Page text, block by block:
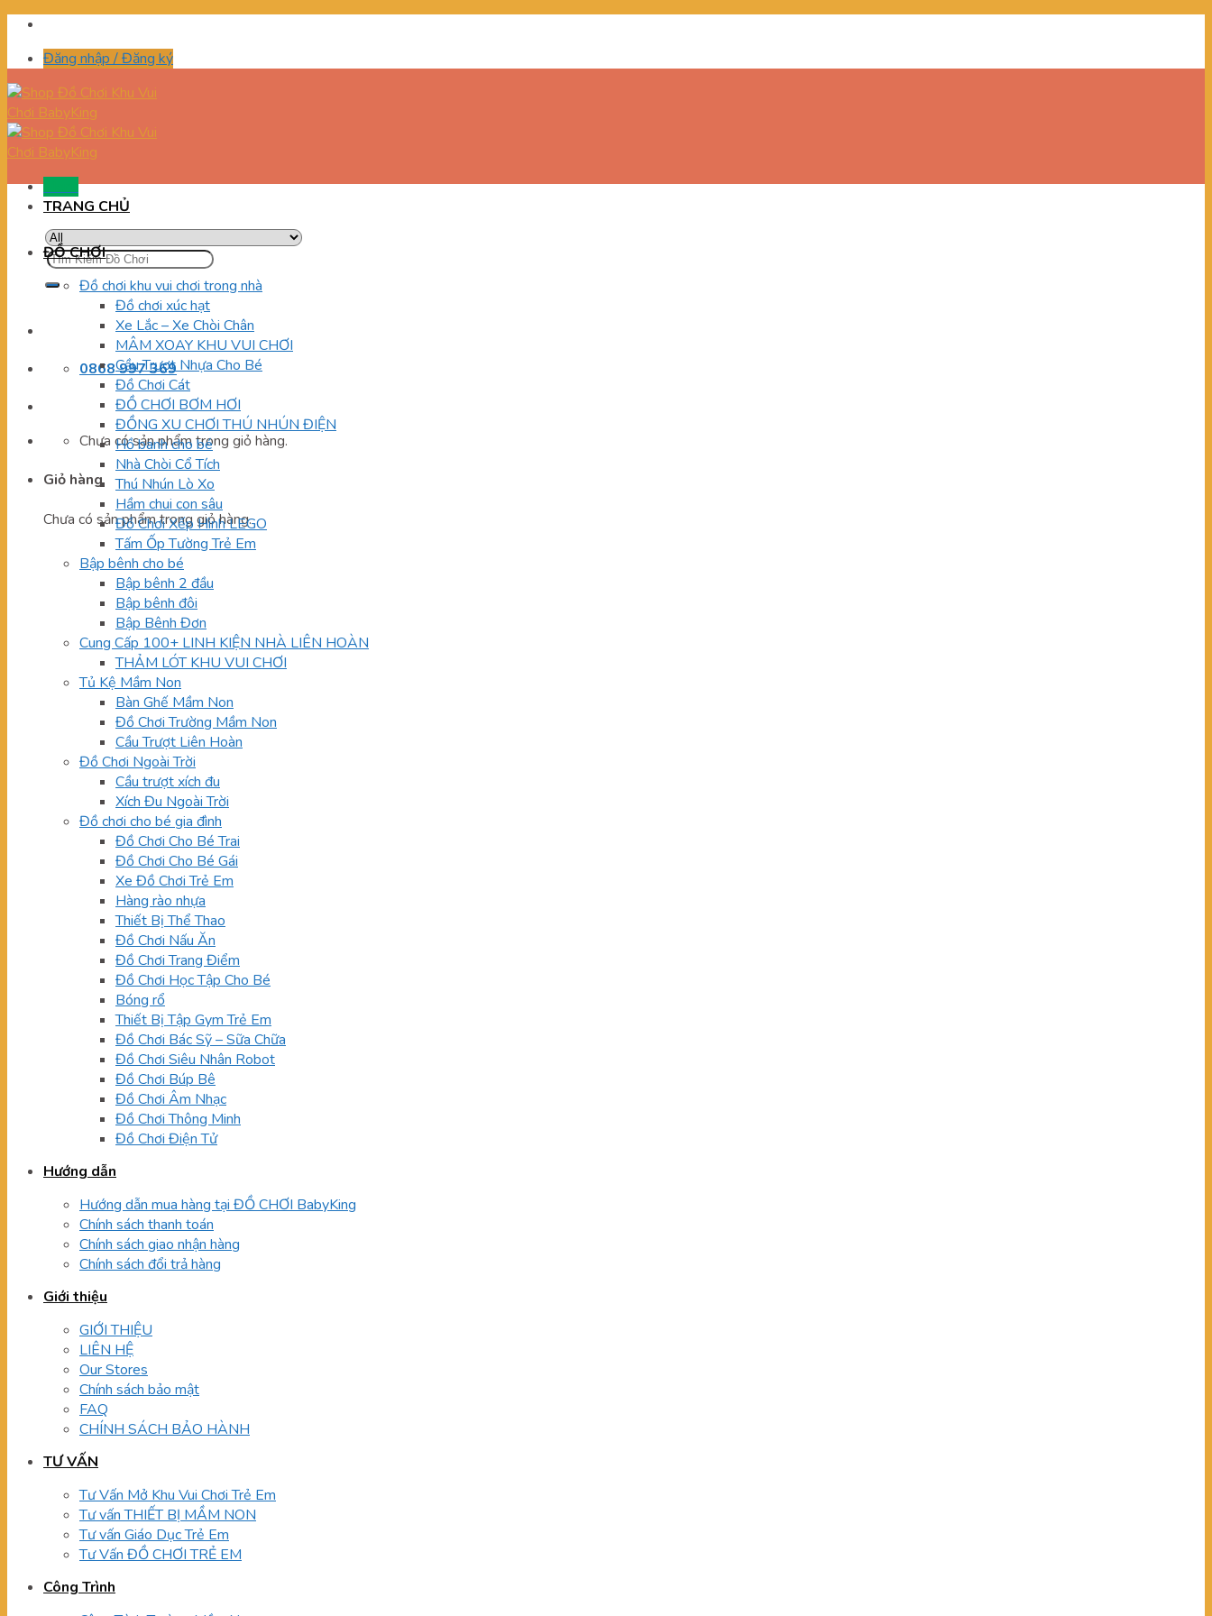
Skip
contentĐăng nhập / Đăng ký
Tìm
kiếm:
0868 997 369
Chưa có sản phẩm trong giỏ hàng.
Giỏ hàng
Chưa có sản phẩm trong giỏ hàng.
TRANG CHỦ
ĐỒ CHƠI
Đồ chơi khu vui chơi trong nhà
Đồ chơi xúc hạt
Xe Lắc – Xe Chòi Chân
MÂM XOAY KHU VUI CHƠI
Cầu Trượt Nhựa Cho Bé
Đồ Chơi Cát
ĐỒ CHƠI BƠM HƠI
ĐỒNG XU CHƠI THÚ NHÚN ĐIỆN
Hồ banh cho bé
Nhà Chòi Cổ Tích
Thú Nhún Lò Xo
Hầm chui con sâu
Đồ Chơi Xếp Hình LEGO
Tấm Ốp Tường Trẻ Em
Bập bênh cho bé
Bập bênh 2 đầu
Bập bênh đôi
Bập Bênh Đơn
Cung Cấp 100+ LINH KIỆN NHÀ LIÊN HOÀN
THẢM LÓT KHU VUI CHƠI
Tủ Kệ Mầm Non
Bàn Ghế Mầm Non
Đồ Chơi Trường Mầm Non
Cầu Trượt Liên Hoàn
Đồ Chơi Ngoài Trời
Cầu trượt xích đu
Xích Đu Ngoài Trời
Đồ chơi cho bé gia đình
Đồ Chơi Cho Bé Trai
Đồ Chơi Cho Bé Gái
Xe Đồ Chơi Trẻ Em
Hàng rào nhựa
Thiết Bị Thể Thao
Đồ Chơi Nấu Ăn
Đồ Chơi Trang Điểm
Đồ Chơi Học Tập Cho Bé
Bóng rổ
Thiết Bị Tập Gym Trẻ Em
Đồ Chơi Bác Sỹ – Sữa Chữa
Đồ Chơi Siêu Nhân Robot
Đồ Chơi Búp Bê
Đồ Chơi Âm Nhạc
Đồ Chơi Thông Minh
Đồ Chơi Điện Tử
Hướng dẫn
Hướng dẫn mua hàng tại ĐỒ CHƠI BabyKing
Chính sách thanh toán
Chính sách giao nhận hàng
Chính sách đổi trả hàng
Giới thiệu
GIỚI THIỆU
LIÊN HỆ
Our Stores
Chính sách bảo mật
FAQ
CHÍNH SÁCH BẢO HÀNH
TƯ VẤN
Tư Vấn Mở Khu Vui Chơi Trẻ Em
Tư vấn THIẾT BỊ MẦM NON
Tư vấn Giáo Dục Trẻ Em
Tư Vấn ĐỒ CHƠI TRẺ EM
Công Trình